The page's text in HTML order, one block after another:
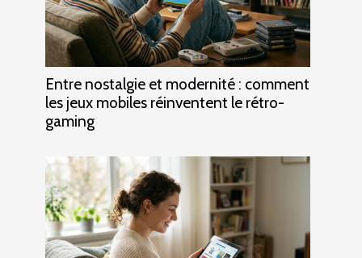
Entre nostalgie et modernité : comment
les jeux mobiles réinventent le rétro-
gaming